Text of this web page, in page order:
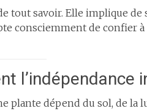
tout savoir. Elle implique de
consciemment de confier
l’indépendance
plante dépend du sol, de la